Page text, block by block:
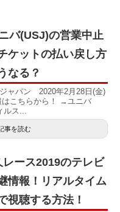
バ(USJ)の営業中止
ケットの払い戻し方
なる？
ャパン 2020年2月28日(金)
はこちらから！ →ユニバ
ルス...
事を読む
ース2019のテレビ
情報！リアルタイム
視聴する方法！